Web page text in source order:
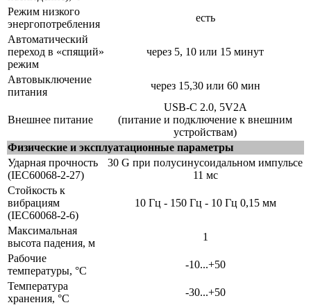
Режим низкого
энергопотребления
есть
Автоматический
переход в «спящий»
режим
через 5, 10 или 15 минут
Автовыключение
питания
через 15,30 или 60 мин
Внешнее питание
USB-C 2.0, 5V2A
(питание и подключение к внешним
устройствам)
Физические и эксплуатационные параметры
Ударная прочность
(IEC60068-2-27)
30 G при полусинусоидальном импульсе
11 мс
Стойкость к
вибрациям
(IEC60068-2-6)
10 Гц - 150 Гц - 10 Гц 0,15 мм
Максимальная
высота падения, м
1
Рабочие
температуры, °C
-10...+50
Температура
хранения, °С
-30...+50